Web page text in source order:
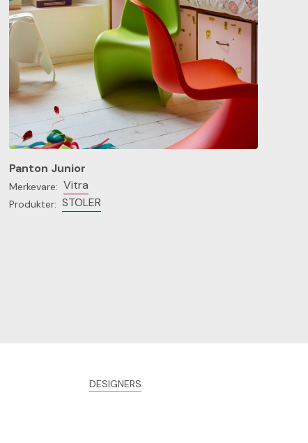
Panton Junior
Merkevare: Vitra
Produkter: STOLER
DESIGNERS